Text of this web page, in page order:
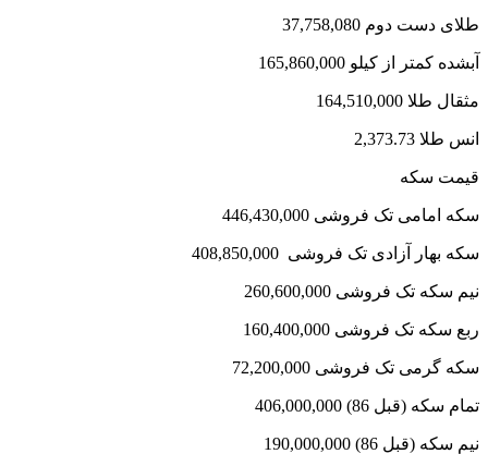
طلای دست دوم 37,758,080
آبشده کمتر از کیلو 165,860,000
مثقال طلا 164,510,000
انس طلا 2,373.73
قیمت سکه
سکه امامی تک فروشی 446,430,000
سکه بهار آزادی تک فروشی 408,850,000
نیم سکه تک فروشی 260,600,000
ربع سکه تک فروشی 160,400,000
سکه گرمی تک فروشی 72,200,000
تمام سکه (قبل 86) 406,000,000
نیم سکه (قبل 86) 190,000,000